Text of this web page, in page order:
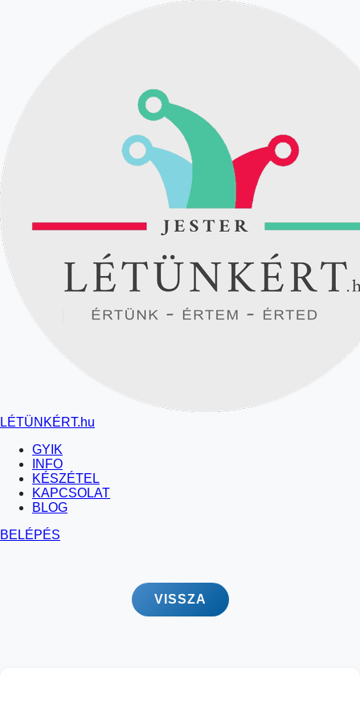
LÉTÜNKÉRT.hu
GYIK
INFO
KÉSZÉTEL
KAPCSOLAT
BLOG
BELÉPÉS
VISSZA